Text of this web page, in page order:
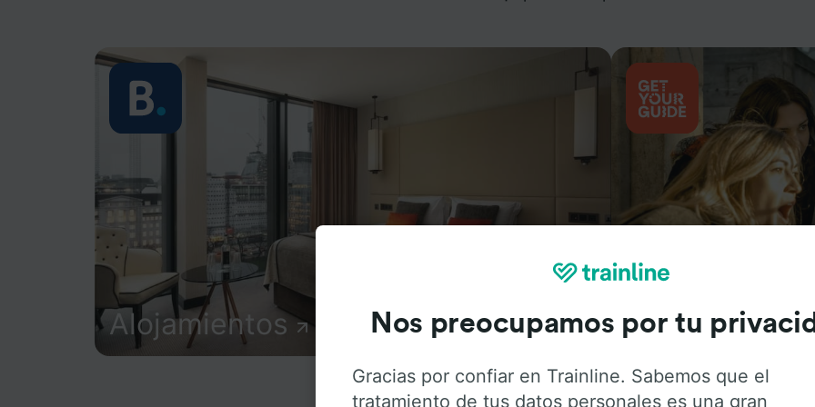
Alojamientos Actividades
Nos preocupamos por tu
Gracias por confiar en Trainline. Sabemos que el
tratamiento de tus datos personales es una gran